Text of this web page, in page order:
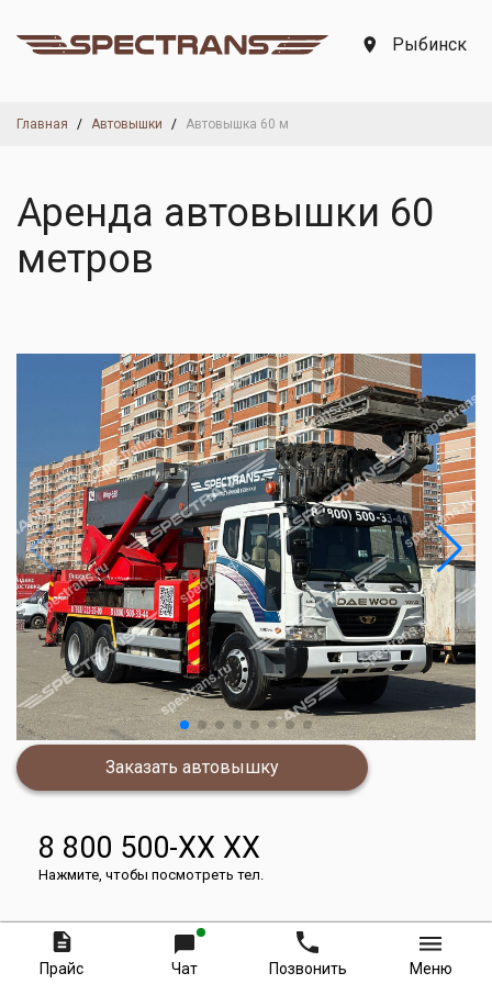
Рыбинск
Главная Автовышки Автовышка 60 м
Аренда автовышки 60
метров
Заказать автовышку
8 800 500-XX XX
Нажмите, чтобы посмотреть тел.
Стоимость аренды за 8 часов
Прайс Чат Позвонить Меню